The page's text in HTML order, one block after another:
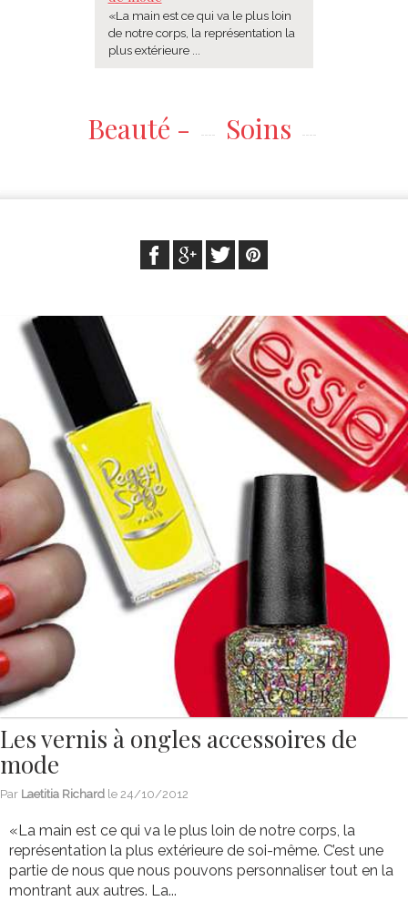
«La main est ce qui va le plus loin
de notre corps, la représentation la
plus extérieure ...
Beauté - Soins
Les vernis à ongles accessoires de
mode
Par Laetitia Richard le 24/10/2012
«La main est ce qui va le plus loin de notre corps, la
représentation la plus extérieure de soi-même. C’est une
partie de nous que nous pouvons personnaliser tout en la
montrant aux autres. La...